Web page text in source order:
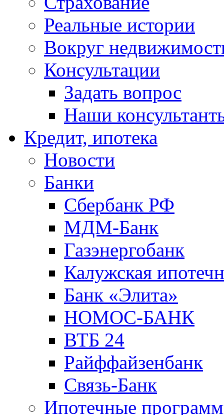
Реальные истории
Вокруг
Консультации
Задать вопрос
Наши
Кредит, ипотека
Новости
Банки
Сбербанк РФ
МДМ-Банк
Газэнергобанк
Калужская
Банк «Элита»
НОМОС-БАНК
ВТБ 24
Райффайзенбанк
Связь-Банк
Ипотечные